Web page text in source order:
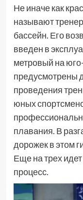
Не иначе как
называют
бассейн. Его
введен в
метровый на
предусмотрены
проведения
юных
плавания. В
дорожек в этом
Еще на трех
процесс.